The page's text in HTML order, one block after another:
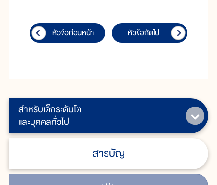
สำหรับเด็กระดับโต
และบุคคลทั่วไป
สารบัญ
หัวข้อก่อนหน้า หัวข้อถัดไป